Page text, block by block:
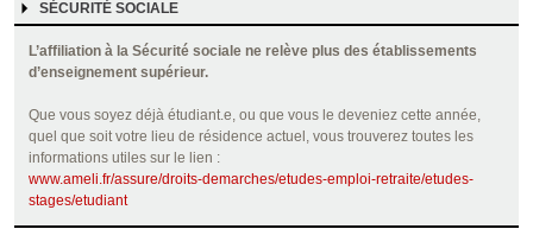
SÉCURITÉ SOCIALE
L’affiliation à la Sécurité sociale ne relève plus des établissements
d’enseignement supérieur.
Que vous soyez déjà étudiant.e, ou que vous le deveniez cette année,
quel que soit votre lieu de résidence actuel, vous trouverez toutes les
informations utiles sur le lien :
www.ameli.fr/assure/droits-demarches/etudes-emploi-retraite/etudes-
stages/etudiant